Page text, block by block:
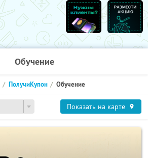
Обучение
ПолучиКупон Обучение
Показать на карте